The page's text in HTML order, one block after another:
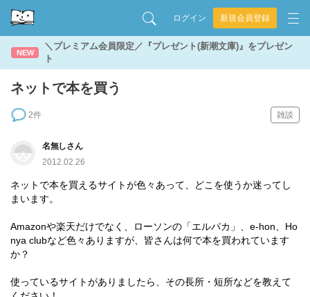
ログイン 新規会員登録
NEW
＼プレミアム会員限定／『プレゼント(新潮文庫)』をプレゼン
ト
ネットで本を買う
2件 雑談
名無しさん
2012.02.26
ネットで本を買えるサイトが色々あって、どこを使うか迷ってし
まいます。
Amazonや楽天だけでなく、ローソンの「エルパカ」、e-hon、Ho
nya clubなど色々ありますが、皆さんは何で本を買われています
か？
使っているサイトがありましたら、その長所・短所などを教えて